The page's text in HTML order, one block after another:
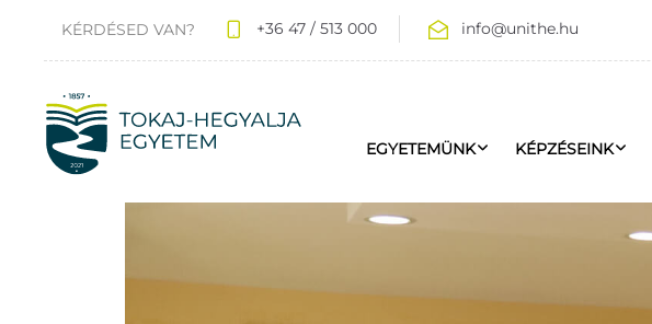
KÉRDÉSED VAN? +36 47 / 513 000 info@unithe.hu
EGYETEMÜNK KÉPZÉSEINK